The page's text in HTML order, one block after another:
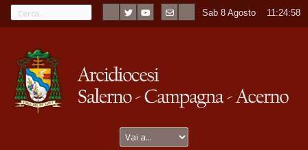
Sab 8 Agosto 11:24:59